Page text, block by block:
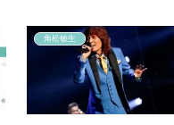
角松敏生